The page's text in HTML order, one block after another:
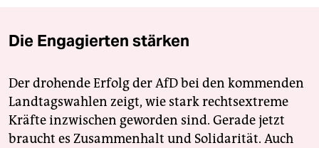
Die Engagierten stärken
Der drohende Erfolg der AfD bei den kommenden
Landtagswahlen zeigt, wie stark rechtsextreme
Kräfte inzwischen geworden sind. Gerade jetzt
braucht es Zusammenhalt und Solidarität. Auch